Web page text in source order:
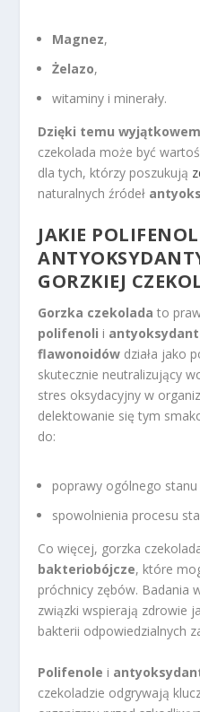
Magnez,
Żelazo,
witaminy i minerały.
Dzięki temu
czekolada może być
dla tych, którzy poszukują
naturalnych źródeł
JAKIE
GORZKIEJ
Gorzka czekolada to
polifenoli i
flawonoidów działa jako
skutecznie neutralizujący
stres oksydacyjny w
delektowanie się tym
do:
poprawy ogólnego
spowolnienia procesu
Co więcej, gorzka
bakteriobójcze, które
próchnicy zębów. Badania
związki wspierają zdrowie
bakterii odpowiedzialnych
Polifenole i
czekoladzie odgrywają